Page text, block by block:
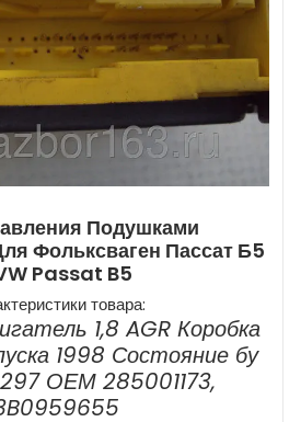
Подушками
Фольксваген Пассат Б5
Passat B5
товара:
1,8 AGR Коробка
1998 Состояние бу
ОЕМ 285001173,